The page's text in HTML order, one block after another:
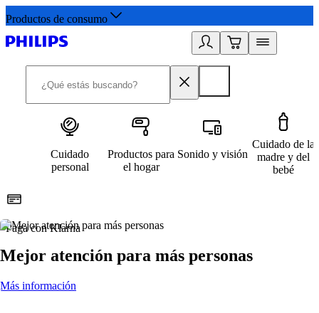
Productos de consumo
Cuidado
personal
Productos para
el hogar
Sonido y visión
Cuidado de la
madre y del
bebé
Paga con Klarna
Mejor atención para más personas
Más información